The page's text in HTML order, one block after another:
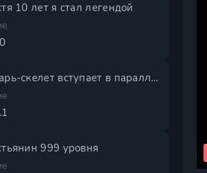
10 лет я стал легендой
Рыцарь-скелет вступает в параллельный мир 2 сезон
999 уровня